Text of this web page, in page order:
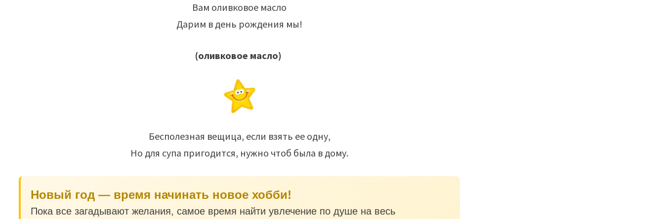
Вам оливковое масло
Дарим в день рождения мы!
(оливковое масло)
Бесполезная вещица, если взять ее одну,
Но для супа пригодится, нужно чтоб была в дому.
Новый год — время начинать новое хобби!
Пока все загадывают желания, самое время найти увлечение по душе на весь